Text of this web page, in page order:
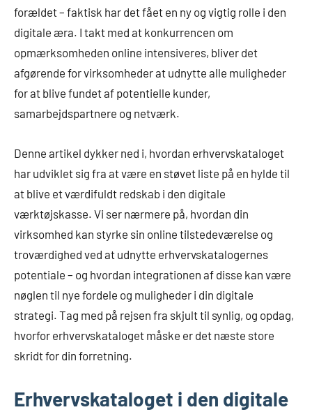
forældet – faktisk har det fået en ny og vigtig rolle i den
digitale æra. I takt med at konkurrencen om
opmærksomheden online intensiveres, bliver det
afgørende for virksomheder at udnytte alle muligheder
for at blive fundet af potentielle kunder,
samarbejdspartnere og netværk.
Denne artikel dykker ned i, hvordan erhvervskataloget
har udviklet sig fra at være en støvet liste på en hylde til
at blive et værdifuldt redskab i den digitale
værktøjskasse. Vi ser nærmere på, hvordan din
virksomhed kan styrke sin online tilstedeværelse og
troværdighed ved at udnytte erhvervskatalogernes
potentiale – og hvordan integrationen af disse kan være
nøglen til nye fordele og muligheder i din digitale
strategi. Tag med på rejsen fra skjult til synlig, og opdag,
hvorfor erhvervskataloget måske er det næste store
skridt for din forretning.
Erhvervskataloget i den digitale